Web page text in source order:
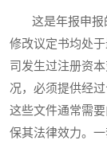
这是年报申报
修改议定书均处
司发生过注册资
况，必须提供经
这些文件通常需
保其法律效力。